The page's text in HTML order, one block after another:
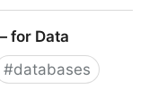
for Data
#databases